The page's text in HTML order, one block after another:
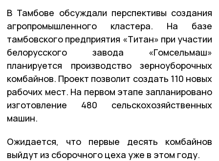
В Тамбове обсуждали перспективы создания
агропромышленного кластера. На базе
тамбовского предприятия «Титан» при участии
белорусского завода «Гомсельмаш»
планируется производство зерноуборочных
комбайнов. Проект позволит создать 110 новых
рабочих мест. На первом этапе запланировано
изготовление 480 сельскохозяйственных
машин.
Ожидается, что первые десять комбайнов
выйдут из сборочного цеха уже в этом году.